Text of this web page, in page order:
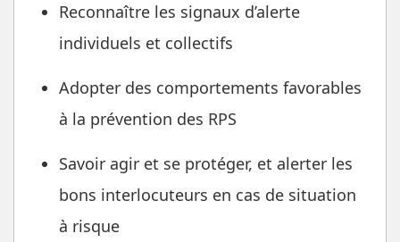
Reconnaître les signaux d’alerte
individuels et collectifs
Adopter des comportements favorables
à la prévention des RPS
Savoir agir et se protéger, et alerter les
bons interlocuteurs en cas de situation
à risque